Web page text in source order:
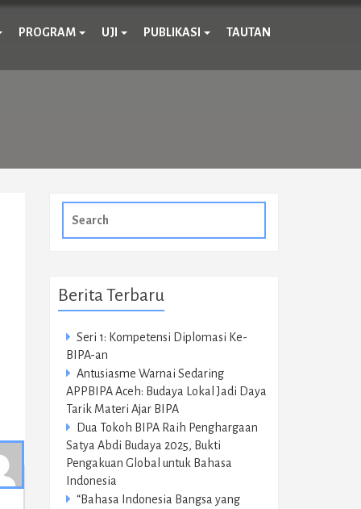
PROGRAM UJI PUBLIKASI TAUTAN
for:
Berita Terbaru
Seri 1: Kompetensi Diplomasi Ke-
BIPA-an
Antusiasme Warnai Sedaring
APPBIPA Aceh: Budaya Lokal Jadi Daya
Tarik Materi Ajar BIPA
Dua Tokoh BIPA Raih Penghargaan
Satya Abdi Budaya 2025, Bukti
Pengakuan Global untuk Bahasa
Indonesia
“Bahasa Indonesia Bangsa yang